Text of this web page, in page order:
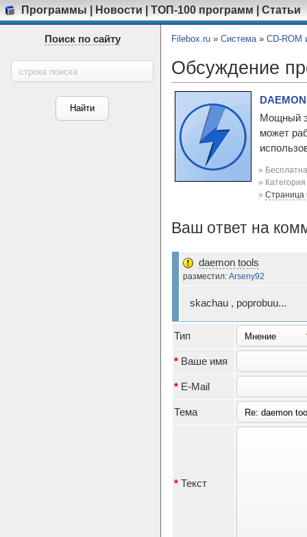
Программы Новости ТОП-100 программ Статьи
Поиск по сайту Filebox.ru » Система» CD-ROM
Обсуждение
Мощный
может
»
» Категория
» Страница
Ваш ответ на
daemon tools
разместил: Arseny92
skachau , poprobuu...
Тип
* Ваше имя
* E-Mail
Тема
* Текст